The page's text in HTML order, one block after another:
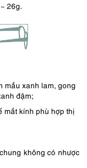
26g.
mầu xanh lam, gong
đậm;
mắt kính phù hợp thị
không có nhược